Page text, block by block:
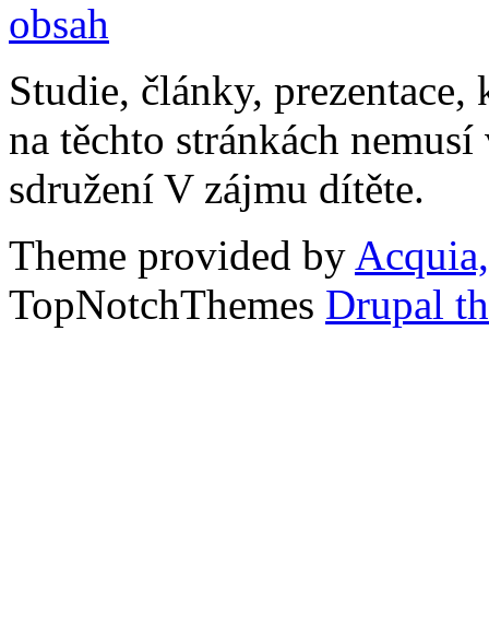
Studie, články,
na těchto stránkách
sdružení V zájmu dítěte.
Theme provided by
TopNotchThemes Drupal